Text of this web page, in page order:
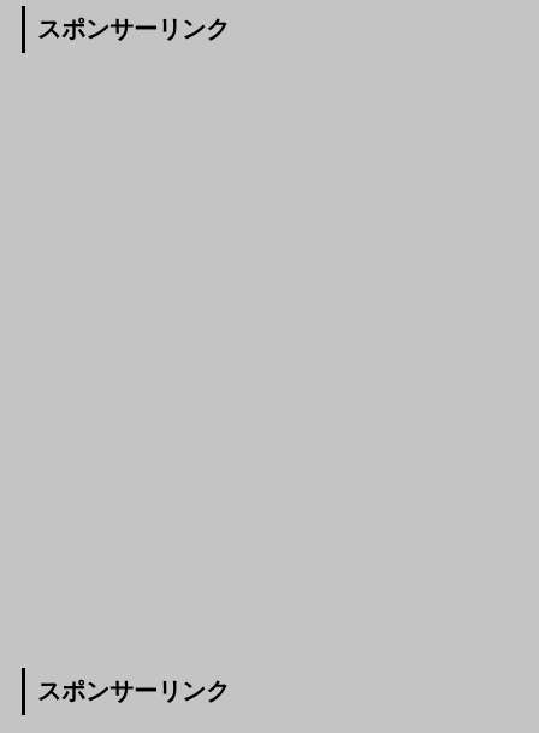
スポンサーリンク
スポンサーリンク